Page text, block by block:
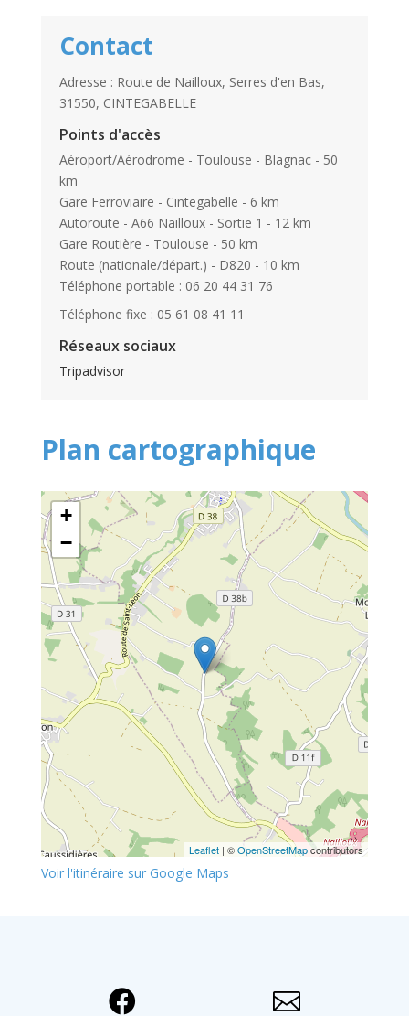
Contact
Adresse : Route de Nailloux, Serres d'en Bas,
31550, CINTEGABELLE
Points d'accès
Aéroport/Aérodrome - Toulouse - Blagnac - 50
km
Gare Ferroviaire - Cintegabelle - 6 km
Autoroute - A66 Nailloux - Sortie 1 - 12 km
Gare Routière - Toulouse - 50 km
Route (nationale/départ.) - D820 - 10 km
Téléphone portable : 06 20 44 31 76
Téléphone fixe : 05 61 08 41 11
Réseaux sociaux
Tripadvisor
Plan cartographique
+
−
Leaflet | ©OpenStreetMapcontributors
Voir l'itinéraire sur Google Maps
 